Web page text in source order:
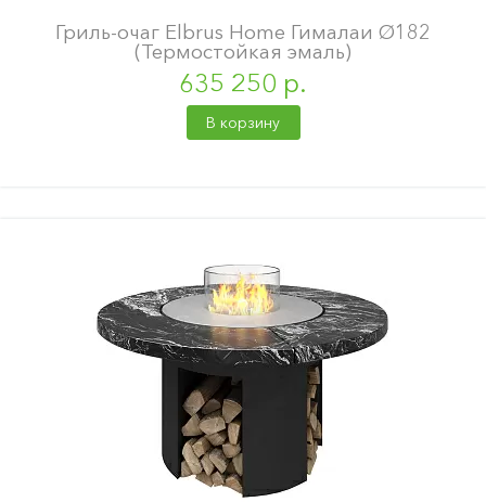
Гриль-очаг Elbrus Home Гималаи Ø182
(Термостойкая эмаль)
635 250 р.
В корзину